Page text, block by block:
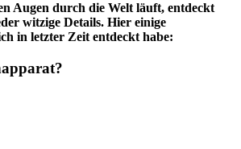
Augen durch die Welt läuft, entdeckt
witzige Details. Hier einige
in letzter Zeit entdeckt habe: